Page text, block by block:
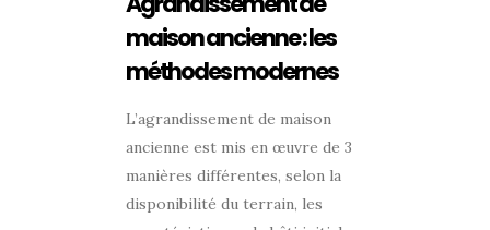
maison ancienne : les
méthodes modernes
L’agrandissement de maison
ancienne est mis en œuvre de 3
manières différentes, selon la
disponibilité du terrain, les